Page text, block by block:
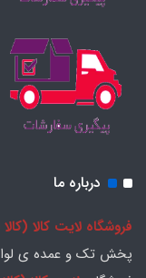
درباره ما
فروشگاه لایت کالا
پخش تک و عمده ی